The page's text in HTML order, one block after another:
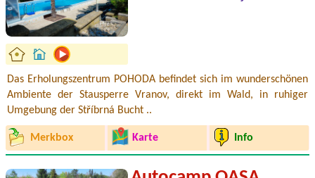
Das Erholungszentrum POHODA befindet sich im wunderschönen
Ambiente der Stausperre Vranov, direkt im Wald, in ruhiger
Umgebung der Stříbrná Bucht ..
Merkbox Karte Info